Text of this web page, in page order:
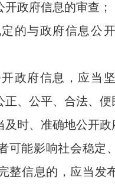
开政府信息的审查；
定的与政府信息公
政府信息，应当
正、公平、合法、
时、准确地公开政
可能影响社会稳定
整信息的，应当发